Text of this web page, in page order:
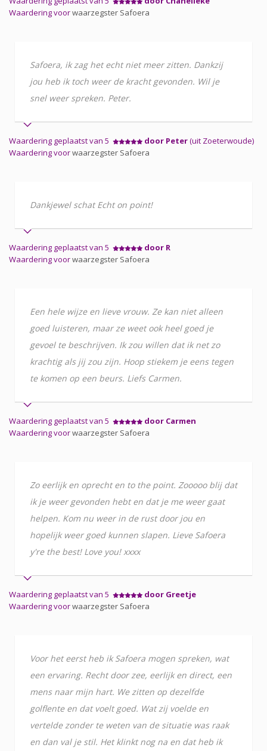
Waardering voorwaarzegster Safoera
Safoera, ik zag het echt niet meer zitten. Dankzij
jou heb ik toch weer de kracht gevonden. Wil je
snel weer spreken. Peter.
Waardering geplaatst van 5 door Peter(uit Zoeterwoude)
Waardering voorwaarzegster Safoera
Dankjewel schat Echt on point!
Waardering geplaatst van 5
door R
Waardering voorwaarzegster Safoera
Een hele wijze en lieve vrouw. Ze kan niet alleen
goed luisteren, maar ze weet ook heel goed je
gevoel te beschrijven. Ik zou willen dat ik net zo
krachtig als jij zou zijn. Hoop stiekem je eens tegen
te komen op een beurs. Liefs Carmen.
Waardering geplaatst van 5
door Carmen
Waardering voorwaarzegster Safoera
Zo eerlijk en oprecht en to the point. Zooooo blij dat
ik je weer gevonden hebt en dat je me weer gaat
helpen. Kom nu weer in de rust door jou en
hopelijk weer goed kunnen slapen. Lieve Safoera
y're the best! Love you! xxxx
Waardering geplaatst van 5
door Greetje
Waardering voorwaarzegster Safoera
Voor het eerst heb ik Safoera mogen spreken, wat
een ervaring. Recht door zee, eerlijk en direct, een
mens naar mijn hart. We zitten op dezelfde
golflente en dat voelt goed. Wat zij voelde en
vertelde zonder te weten van de situatie was raak
en dan val je stil. Het klinkt nog na en dat heb ik